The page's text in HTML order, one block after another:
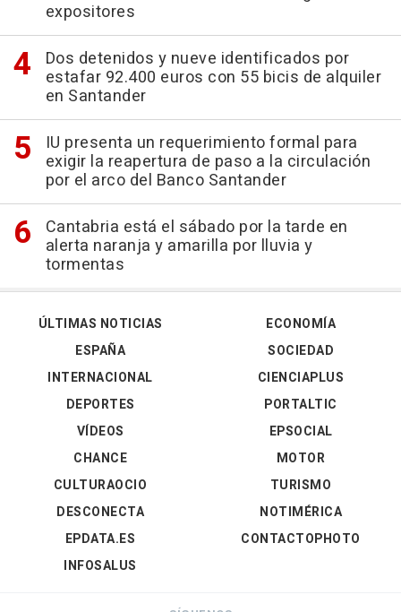
expositores
Dos detenidos y nueve identificados por
estafar 92.400 euros con 55 bicis de alquiler
en Santander
IU presenta un requerimiento formal para
exigir la reapertura de paso a la circulación
por el arco del Banco Santander
Cantabria está el sábado por la tarde en
alerta naranja y amarilla por lluvia y
tormentas
ÚLTIMAS NOTICIAS
ESPAÑA
INTERNACIONAL
DEPORTES
VÍDEOS
ECONOMÍA
SOCIEDAD
CIENCIAPLUS
PORTALTIC
EPSOCIAL
CHANCE
CULTURAOCIO
DESCONECTA
EPDATA.ES
INFOSALUS
MOTOR
TURISMO
NOTIMÉRICA
CONTACTOPHOTO